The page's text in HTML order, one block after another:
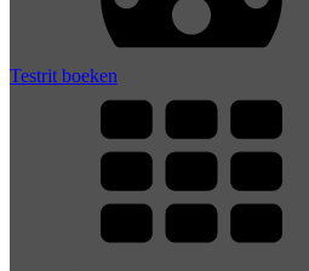
Testrit boeken